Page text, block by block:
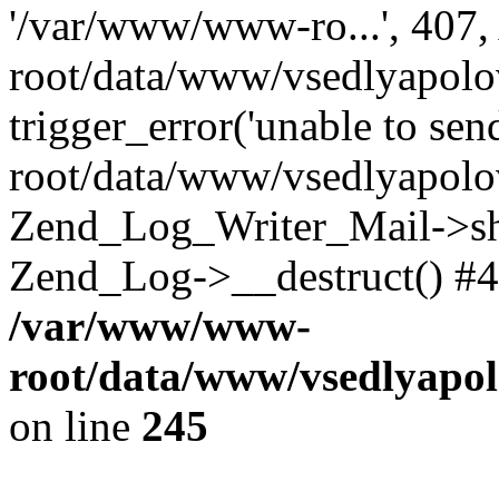
'/var/www/www-ro...',
root/data/www/
trigger_error('unable to
root/data/www/
Zend_Log_Writer_Mail-
Zend_Log->__destruct()
/var/www/www-
root/data/www/
on line 245